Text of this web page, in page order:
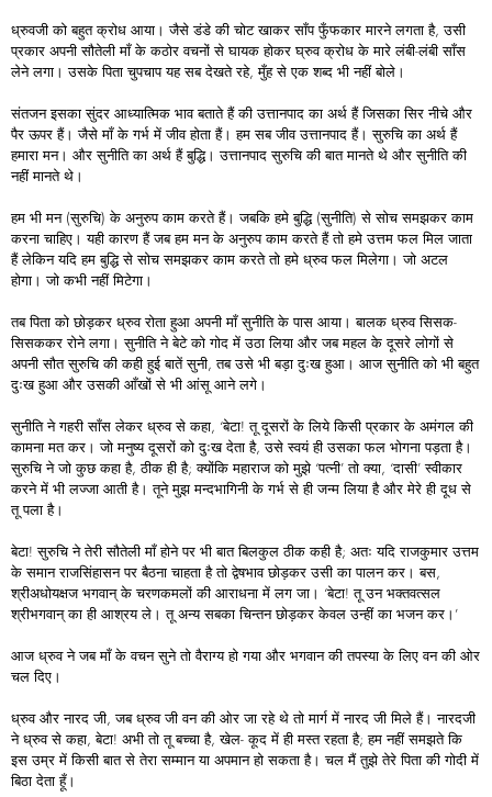
ध्रुवजी को बहुत क्रोध आया। जैसे डंडे की चोट खाकर साँप फुँफकार मारने लगता है, उसी
प्रकार अपनी सौतेली माँ के कठोर वचनों से घायक होकर घ्रुव क्रोध के मारे लंबी-लंबी साँस
लेने लगा। उसके पिता चुपचाप यह सब देखते रहे, मुँह से एक शब्द भी नहीं बोले।
संतजन इसका सुंदर आध्यात्मिक भाव बताते हैं की उत्तानपाद का अर्थ हैं जिसका सिर नीचे और
पैर ऊपर हैं। जैसे माँ के गर्भ में जीव होता हैं। हम सब जीव उत्तानपाद हैं। सुरुचि का अर्थ हैं
हमारा मन। और सुनीति का अर्थ हैं बुद्धि। उत्तानपाद सुरुचि की बात मानते थे और सुनीति की
नहीं मानते थे।
हम भी मन (सुरुचि) के अनुरुप काम करते हैं। जबकि हमे बुद्धि (सुनीति) से सोच समझकर काम
करना चाहिए। यही कारण हैं जब हम मन के अनुरुप काम करते हैं तो हमे उत्तम फल मिल जाता
हैं लेकिन यदि हम बुद्धि से सोच समझकर काम करते तो हमे ध्रुव फल मिलेगा। जो अटल
होगा। जो कभी नहीं मिटेगा।
तब पिता को छोड़कर ध्रुव रोता हुआ अपनी माँ सुनीति के पास आया। बालक ध्रुव सिसक-
सिसककर रोने लगा। सुनीति ने बेटे को गोद में उठा लिया और जब महल के दूसरे लोगों से
अपनी सौत सुरुचि की कही हुई बातें सुनी, तब उसे भी बड़ा दुःख हुआ। आज सुनीति को भी बहुत
दुःख हुआ और उसकी आँखों से भी आंसू आने लगे।
सुनीति ने गहरी साँस लेकर ध्रुव से कहा, ‘बेटा! तू दूसरों के लिये किसी प्रकार के अमंगल की
कामना मत कर। जो मनुष्य दूसरों को दुःख देता है, उसे स्वयं ही उसका फल भोगना पड़ता है।
सुरुचि ने जो कुछ कहा है, ठीक ही है; क्योंकि महाराज को मुझे ‘पत्नी’ तो क्या, ‘दासी’ स्वीकार
करने में भी लज्जा आती है। तूने मुझ मन्दभागिनी के गर्भ से ही जन्म लिया है और मेरे ही दूध से
तू पला है।
बेटा! सुरुचि ने तेरी सौतेली माँ होने पर भी बात बिलकुल ठीक कही है; अतः यदि राजकुमार उत्तम
के समान राजसिंहासन पर बैठना चाहता है तो द्वेषभाव छोड़कर उसी का पालन कर। बस,
श्रीअधोयक्षज भगवान् के चरणकमलों की आराधना में लग जा। ‘बेटा! तू उन भक्तवत्सल
श्रीभगवान् का ही आश्रय ले। तू अन्य सबका चिन्तन छोड़कर केवल उन्हीं का भजन कर।’
आज ध्रुव ने जब माँ के वचन सुने तो वैराग्य हो गया और भगवान की तपस्या के लिए वन की ओर
चल दिए।
ध्रुव और नारद जी, जब ध्रुव जी वन की ओर जा रहे थे तो मार्ग में नारद जी मिले हैं। नारदजी
ने ध्रुव से कहा, बेटा! अभी तो तू बच्चा है, खेल- कूद में ही मस्त रहता है; हम नहीं समझते कि
इस उम्र में किसी बात से तेरा सम्मान या अपमान हो सकता है। चल मैं तुझे तेरे पिता की गोदी में
बिठा देता हूँ।